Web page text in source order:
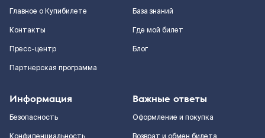
Главное о Купибилете
Контакты
Пресс-центр
Партнерская программа
База знаний
Где мой билет
Блог
Информация
Безопасность
Важные ответы
Оформление и покупка